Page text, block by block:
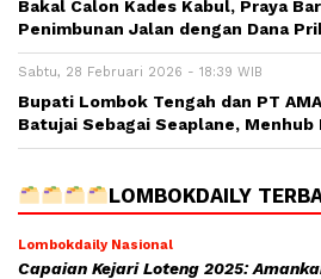
Bakal Calon Kades Kabul, Praya
Penimbunan Jalan dengan Dana
Sabtu, 28 Februari 2026 - 18:39 WIB
Bupati Lombok Tengah dan PT
Batujai Sebagai Seaplane, Menhub
LOMBOKDAILY
Lombokdaily Nasional
Capaian Kejari Loteng 2025: